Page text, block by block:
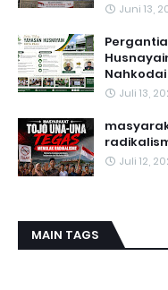
Juni 13,
Juli 13,
Juli 12,
MAIN TAGS